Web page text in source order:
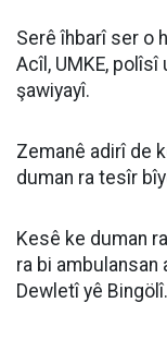
Serê îhbarî ser o
Acîl, UMKE,
şawiyayî.
Zemanê adirî de
duman ra tesîr
Kesê ke duman
ra bi ambulansan
Dewletî yê Bingölî.